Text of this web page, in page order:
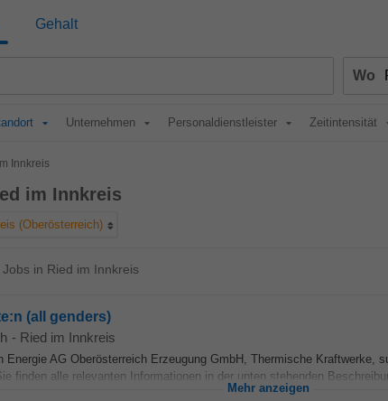
Gehalt
Wo
Unternehmen Personaldienstleister Zeitintensität
Innkreis
im Innkreis
(Oberösterreich)
in Ried im Innkreis
(all genders)
- Ried im Innkreis
Energie AG Oberösterreich Erzeugung GmbH, Thermische Kraftwerke,
finden alle relevanten Informationen in der unten stehenden
Mehr anzeigen